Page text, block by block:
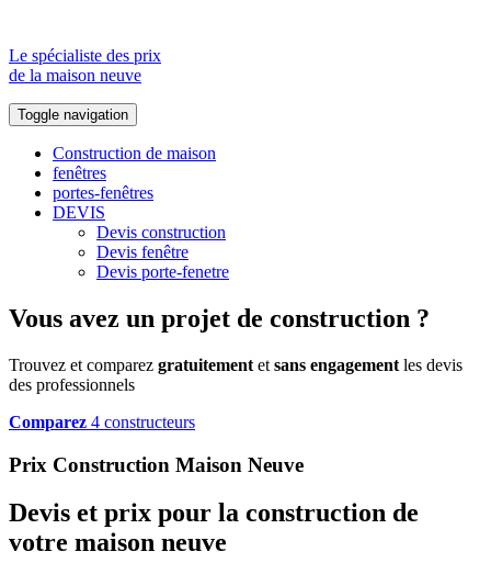
Le spécialiste des prix
de la maison neuve
Toggle navigation
Construction de maison
fenêtres
portes-fenêtres
DEVIS
Devis construction
Devis fenêtre
Devis porte-fenetre
Vous avez un projet de construction ?
Trouvez et comparez gratuitement et sans engagement les devis
des professionnels
Comparez 4 constructeurs
Prix Construction Maison Neuve
Devis et prix pour la construction de
votre maison neuve